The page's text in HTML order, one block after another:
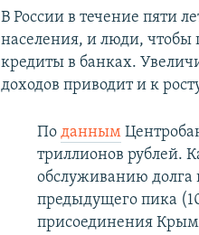
В России в течение пяти
населения, и люди, чтобы
кредиты в банках.
доходов приводит и к
Поданным
триллионов рублей.
обслуживанию долга
предыдущего пика
присоединения